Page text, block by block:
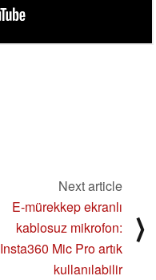
Next article
E-mürekkep ekranlı
kablosuz mikrofon:
Insta360 Mic Pro artık
kullanılabilir
⟩